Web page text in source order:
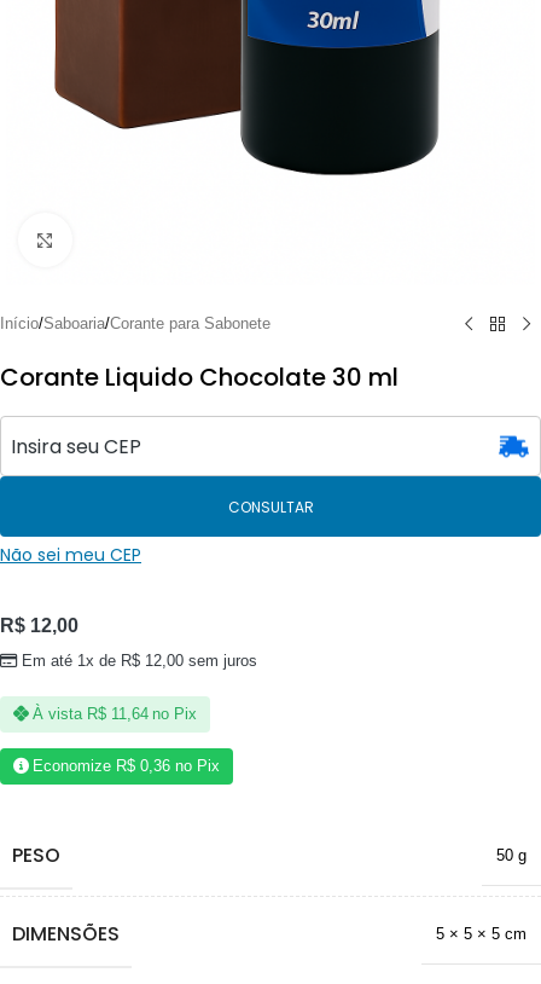
Início/Saboaria/Corante para Sabonete
Corante Liquido Chocolate 30 ml
CONSULTAR
Não sei meu CEP
R$ 12,00
Em até 1x de R$ 12,00 sem juros
À vista R$11,64 no Pix
Economize R$ 0,36 no Pix
PESO 50 g
DIMENSÕES 5 × 5 × 5 cm